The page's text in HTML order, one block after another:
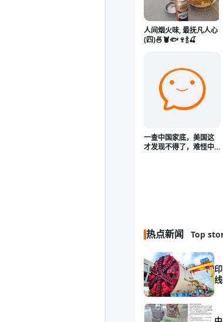
人间烟火味, 最抚凡人心
(四)🍜🦞🐟🍷🍾🍒
一查中国家底，美国这
才发现不得了，难怪中
热点新闻 Top